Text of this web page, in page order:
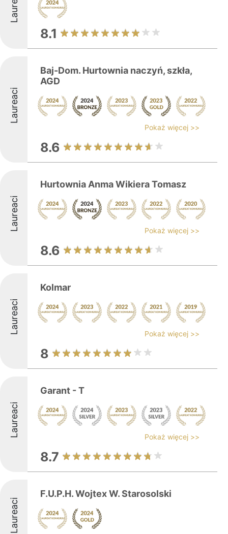
8.1
Laureaci
Baj-Dom. Hurtownia naczyń, szkła,
AGD
Pokaż więcej >>
8.6
Laureaci
Hurtownia Anma Wikiera Tomasz
Pokaż więcej >>
8.6
Laureaci
Kolmar
Pokaż więcej >>
8
Laureaci
Garant - T
Pokaż więcej >>
8.7
Laureaci
F.U.P.H. Wojtex W. Starosolski